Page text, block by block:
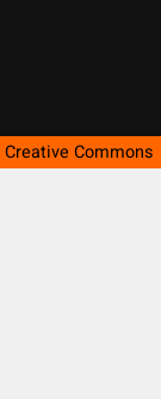
Creative Commons